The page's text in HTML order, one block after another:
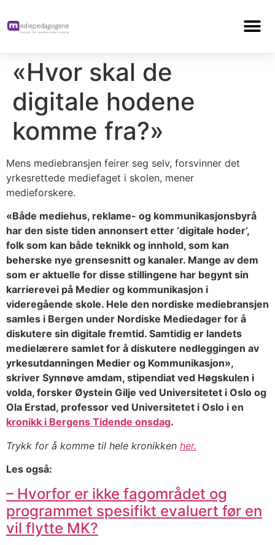
«Hvor skal de
digitale hodene
komme fra?»
Mens mediebransjen feirer seg selv, forsvinner det
yrkesrettede mediefaget i skolen, mener
medieforskere.
«Både mediehus, reklame- og kommunikasjonsbyrå
har den siste tiden annonsert etter ‘digitale hoder’,
folk som kan både teknikk og innhold, som kan
beherske nye grensesnitt og kanaler. Mange av dem
som er aktuelle for disse stillingene har begynt sin
karrierevei på Medier og kommunikasjon i
videregående skole. Hele den nordiske mediebransjen
samles i Bergen under Nordiske Mediedager for å
diskutere sin digitale fremtid. Samtidig er landets
medielærere samlet for å diskutere nedleggingen av
yrkesutdanningen Medier og Kommunikasjon»,
skriver Synnøve amdam, stipendiat ved Høgskulen i
volda, forsker Øystein Gilje ved Universitetet i Oslo og
Ola Erstad, professor ved Universitetet i Oslo i en
kronikk i Bergens Tidende onsdag.
Trykk for å komme til hele kronikken her.
Les også:
– Hvorfor er ikke fagområdet og
programmet spesifikt evaluert før en
vil flytte MK?